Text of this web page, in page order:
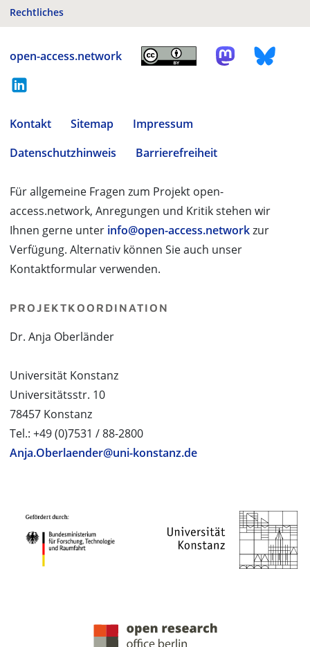
Rechtliches
open-access.network
Kontakt Sitemap
Impressum
Datenschutzhinweis
Barrierefreiheit
Für allgemeine Fragen zum Projekt open-
access.network, Anregungen und Kritik stehen wir
Ihnen gerne unter info@open-access.networkzur
Verfügung. Alternativ können Sie auch unser
Kontaktformular verwenden.
PROJEKTKOORDINATION
Dr. Anja Oberländer
Universität Konstanz
Universitätsstr. 10
78457 Konstanz
Tel.: +49 (0)7531 / 88-2800
Anja.Oberlaender@uni-konstanz.de